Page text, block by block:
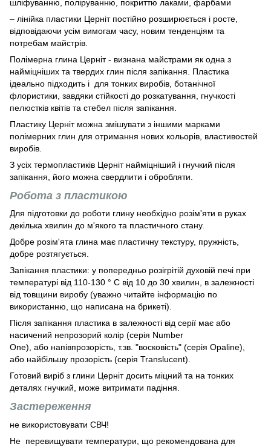
шліфуванню, поліруванню, покриттю лаками, фарбами
– лінійка пластики Церніт постійно розширюється і росте,
відповідаючи усім вимогам часу, новим тенденціям та
потребам майстрів.
Полімерна глина Церніт - визнана майстрами як одна з
найміцніших та твердих глин після запікання. Пластика
ідеально підходить і для тонких виробів, ботанічної
флористики, завдяки стійкості до розкатування, гнучкості
пелюстків квітів та стебел після запікання.
Пластику Церніт можна змішувати з іншими марками
полімерних глин для отримання нових кольорів, властивостей
виробів.
З усіх термопластиків Церніт найміцніший і гнучкий після
запікання, його можна свердлити і обробляти.
Робота з пластикою
Для підготовки до роботи глину необхідно розім'яти в руках
декілька хвилин до м'якого та пластичного стану.
Добре розім'ята глина має пластичну текстуру, пружність,
добре розтягується.
Запікання пластики: у попередньо розігрітій духовій печі при
температурі від 110-130 ° C від 10 до 30 хвилин, в залежності
від товщини виробу (уважно читайте інформацію по
використанню, що написана на брикеті).
Після запікання пластика в залежності від серії має або
насичений непрозорий колір (серія Number
One), або напівпрозорість, т.зв. "восковість" (серія Opaline),
або найбільшу прозорість (серія Translucent).
Готовий виріб з глини Церніт досить міцний та на тонких
деталях гнучкий, може витримати падіння.
Застереження
не використовувати СВЧ!
Не перевищувати температури, що рекомендована для